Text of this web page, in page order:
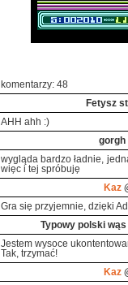
komentarzy: 48
Fetysz
AHH ahh :)
gorgh
wygląda bardzo ładnie,
więc i tej spróbuję
Kaz
Gra się przyjemnie, dzięki
Typowy polski
Jestem wysoce
Tak, trzymać!
Kaz